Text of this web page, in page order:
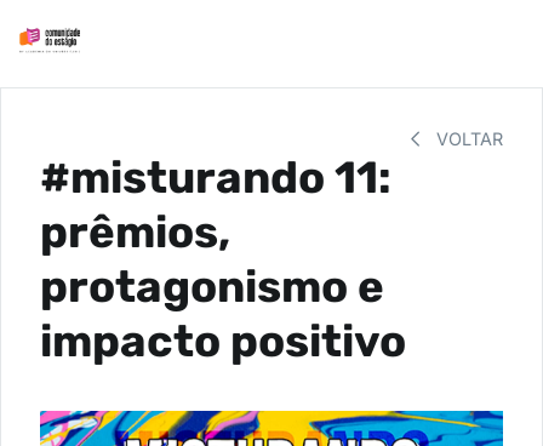
VOLTAR
#misturando 11:
prêmios,
protagonismo e
impacto positivo